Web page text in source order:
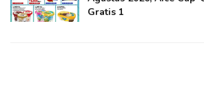
Gratis 1